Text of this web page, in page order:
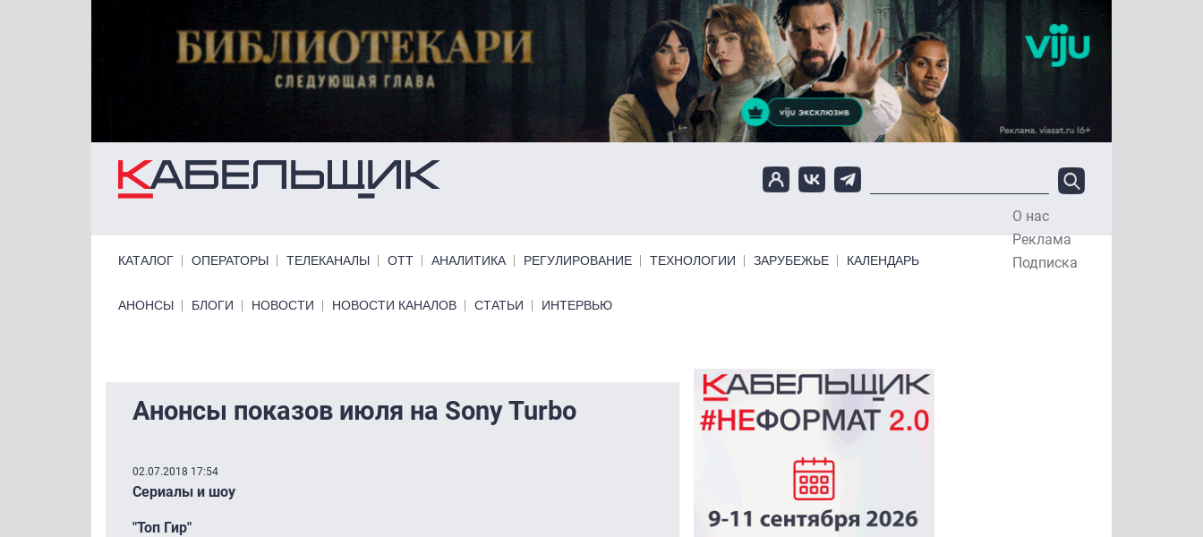
О нас
Реклама
Подписка
КАТАЛОГ ОПЕРАТОРЫ ТЕЛЕКАНАЛЫ ОТТ АНАЛИТИКА РЕГУЛИРОВАНИЕ ТЕХНОЛОГИИ ЗАРУБЕЖЬЕ КАЛЕНДАРЬ
Primary links bottom
АНОНСЫ БЛОГИ НОВОСТИ НОВОСТИ КАНАЛОВ СТАТЬИ ИНТЕРВЬЮ
Анонсы показов июля на Sony Turbo
02.07.2018 17:54
Сериалы и шоу
"Топ Гир"